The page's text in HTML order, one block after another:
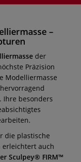
–
der
Präzision
Modelliermasse
besonders
die plastische
erleichtert auch
Sculpey® FIRM™